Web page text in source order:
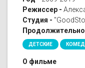
Режиссер -
Студия -
ДЕТСКИЕ
О фильме